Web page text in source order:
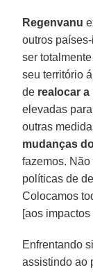
Regenvanu
outros
ser
seu território
de realocar
elevadas
outras
mudanças
fazemos.
políticas de
Colocamos
[aos
Enfrentando
assistindo ao